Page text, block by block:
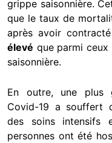
grippe saisonnière.
que le taux de
après avoir
élevé que parmi
saisonnière.
En outre, une plus
Covid-19 a souffert
des soins
personnes ont été